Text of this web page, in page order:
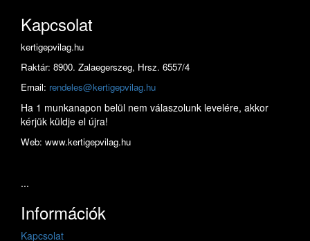
Kapcsolat
kertigepvilag.hu
Raktár: 8900. Zalaegerszeg, Hrsz. 6557/4
Email: rendeles@kertigepvilag.hu
Ha 1 munkanapon belül nem válaszolunk levelére, akkor
kérjük küldje el újra!
Web: www.kertigepvilag.hu
...
Információk
Kapcsolat